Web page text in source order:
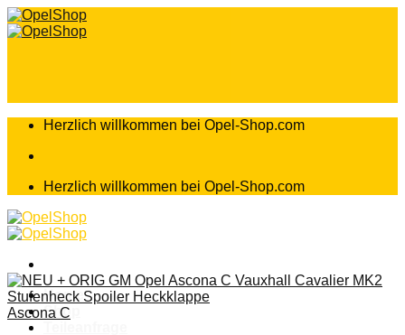
Zum
Inhalt
Herzlich willkommen bei Opel-Shop.com
Herzlich willkommen bei Opel-Shop.com
Home
Shop
Ascona C